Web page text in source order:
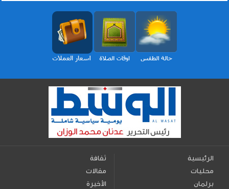
الرئيسية
محليات
برلمان
ثقافة
مقالات
الأخيرة